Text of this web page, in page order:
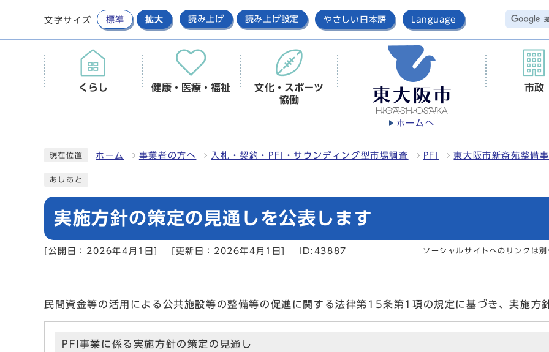
文字サイズ 標準 拡大 読み上げ 読み上げ設定 やさしい日本語 Language
ホームへ
くらし 健康・医療・福祉
文化・スポーツ
協働
市政
現在位置 ホーム 事業者の方へ 入札・契約・PFI・サウンディング型市場調査 PFI 東大阪市新斎苑整備
あしあと
実施方針の策定の見通しを公表します
[公開日：2026年4月1日] [更新日：2026年4月1日] ID:43887 ソーシャルサイトへのリンクは
民間資金等の活用による公共施設等の整備等の促進に関する法律第15条第1項の規定に基づき、実施方
PFI事業に係る実施方針の策定の見通し